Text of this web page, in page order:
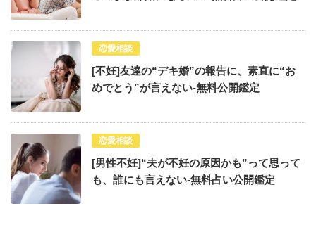
恋愛相談
[不妊]友達の“デキ婚”の報告に、素直に“お
めでとう”が言えない-無料公開鑑定
恋愛相談
[男性不妊]“夫が不妊の原因かも”って思って
も、誰にも言えない-無料占い公開鑑定